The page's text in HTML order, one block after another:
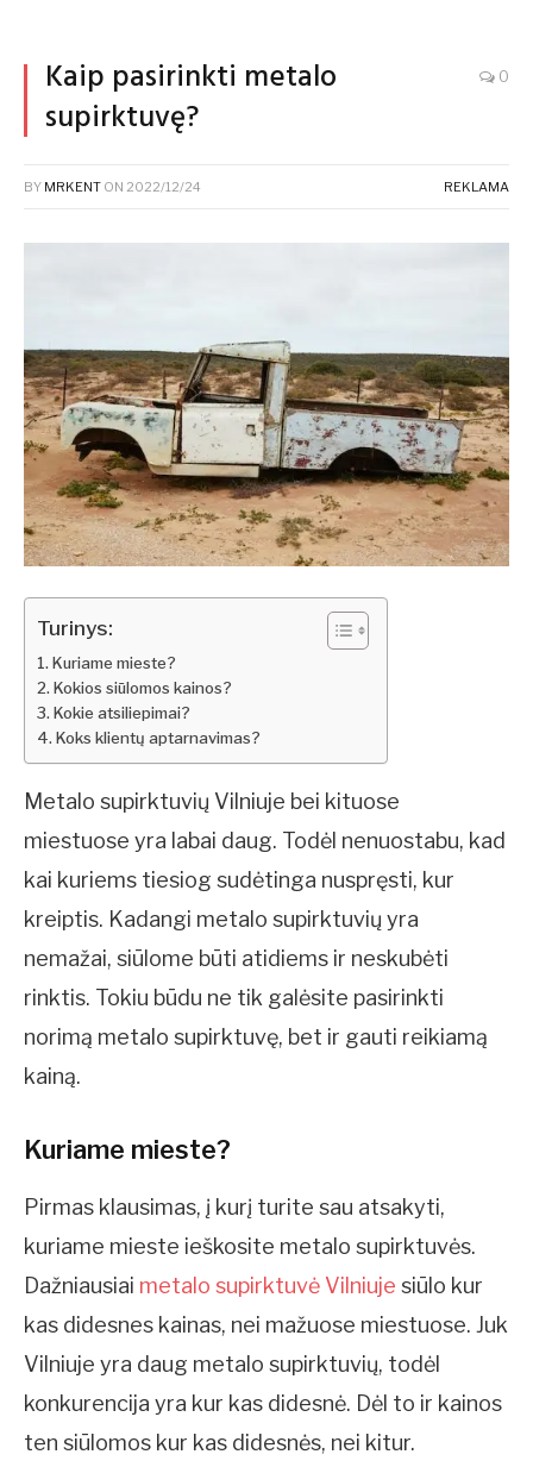
Kaip pasirinkti metalo
supirktuvę?
0
BY MRKENT ON 2022/12/24 REKLAMA
Turinys:
Kuriame mieste?
Kokios siūlomos kainos?
Kokie atsiliepimai?
Koks klientų aptarnavimas?
Metalo supirktuvių Vilniuje bei kituose
miestuose yra labai daug. Todėl nenuostabu, kad
kai kuriems tiesiog sudėtinga nuspręsti, kur
kreiptis. Kadangi metalo supirktuvių yra
nemažai, siūlome būti atidiems ir neskubėti
rinktis. Tokiu būdu ne tik galėsite pasirinkti
norimą metalo supirktuvę, bet ir gauti reikiamą
kainą.
Kuriame mieste?
Pirmas klausimas, į kurį turite sau atsakyti,
kuriame mieste ieškosite metalo supirktuvės.
Dažniausiai metalo supirktuvė Vilniuje siūlo kur
kas didesnes kainas, nei mažuose miestuose. Juk
Vilniuje yra daug metalo supirktuvių, todėl
konkurencija yra kur kas didesnė. Dėl to ir kainos
ten siūlomos kur kas didesnės, nei kitur.